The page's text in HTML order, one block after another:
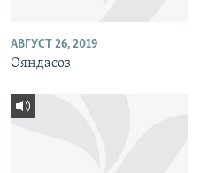
АВГУСТ 26, 2019
Ояндасоз